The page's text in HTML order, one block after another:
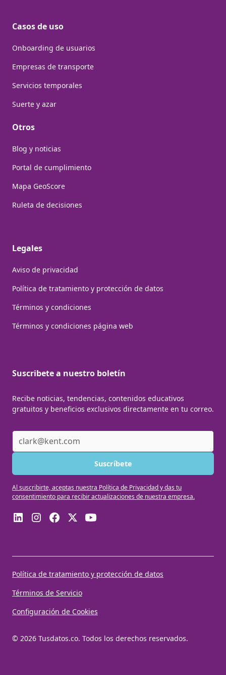
Casos de uso
Onboarding de usuarios
Empresas de transporte
Servicios temporales
Suerte y azar
Otros
Blog y noticias
Portal de cumplimiento
Mapa GeoScore
Ruleta de decisiones
Legales
Aviso de privacidad
Política de tratamiento y protección de datos
Términos y condiciones
Términos y condiciones página web
Suscribete a nuestro boletín
Recibe noticias, tendencias, contenidos educativos
gratuitos y beneficios exclusivos directamente en tu correo.
Al suscribirte, aceptas nuestra Política de Privacidad y das tu
consentimiento para recibir actualizaciones de nuestra empresa.
© 2026 Tusdatos.co. Todos los derechos reservados.
Política de tratamiento y protección de datos
Términos de Servicio
Configuración de Cookies